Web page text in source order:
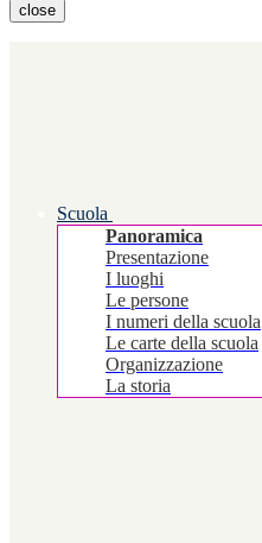
close
Scuola
Panoramica
Presentazione
I luoghi
Le persone
I numeri della scuola
Le carte della scuola
Organizzazione
La storia